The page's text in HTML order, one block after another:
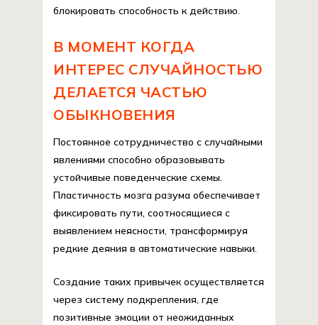
блокировать способность к действию.
В МОМЕНТ КОГДА
ИНТЕРЕС СЛУЧАЙНОСТЬЮ
ДЕЛАЕТСЯ ЧАСТЬЮ
ОБЫКНОВЕНИЯ
Постоянное сотрудничество с случайными
явлениями способно образовывать
устойчивые поведенческие схемы.
Пластичность мозга разума обеспечивает
фиксировать пути, соотносящиеся с
выявлением неясности, трансформируя
редкие деяния в автоматические навыки.
Создание таких привычек осуществляется
через систему подкрепления, где
позитивные эмоции от неожиданных